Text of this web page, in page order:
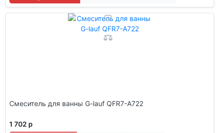
Смеситель для ванны G-lauf QFR7-A722
1 702 р